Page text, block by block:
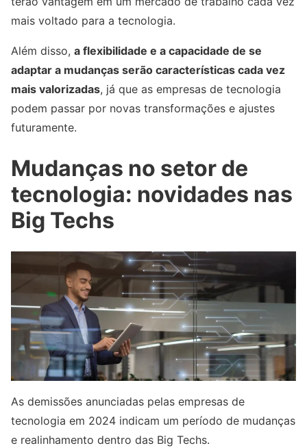
mais voltado para a tecnologia.
Além disso, a flexibilidade e a capacidade de se
adaptar a mudanças serão características cada vez
mais valorizadas, já que as empresas de tecnologia
podem passar por novas transformações e ajustes
futuramente.
Mudanças no setor de
tecnologia: novidades nas
Big Techs
As demissões anunciadas pelas empresas de
tecnologia em 2024 indicam um período de mudanças
e realinhamento dentro das Big Techs.